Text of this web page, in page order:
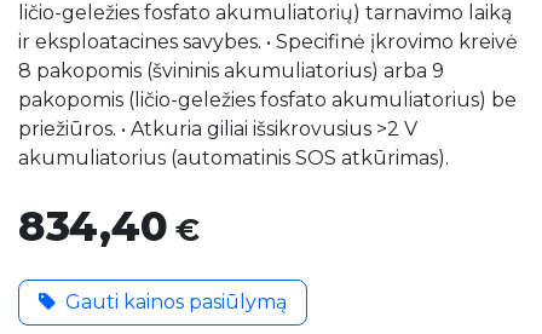
ličio-geležies fosfato akumuliatorių) tarnavimo laiką
ir eksploatacines savybes. • Specifinė įkrovimo kreivė
8 pakopomis (švininis akumuliatorius) arba 9
pakopomis (ličio-geležies fosfato akumuliatorius) be
priežiūros. • Atkuria giliai išsikrovusius >2 V
akumuliatorius (automatinis SOS atkūrimas).
834,40 €
Gauti kainos pasiūlymą